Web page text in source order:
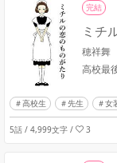
完結
ミチ
穂祥舞
高校最
高校生 先生 女
5話 / 4,999文字 / 3